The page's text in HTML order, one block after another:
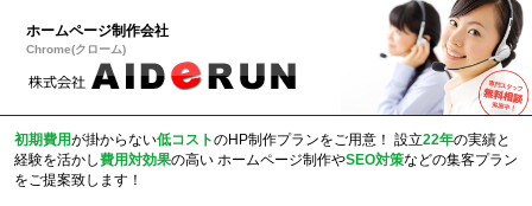
ホームページ制作会社
Chrome(クローム)
初期費用が掛からない低コストのHP制作プランをご用意！ 設立22年の実績と
経験を活かし費用対効果の高い ホームページ制作やSEO対策などの集客プラン
をご提案致します！